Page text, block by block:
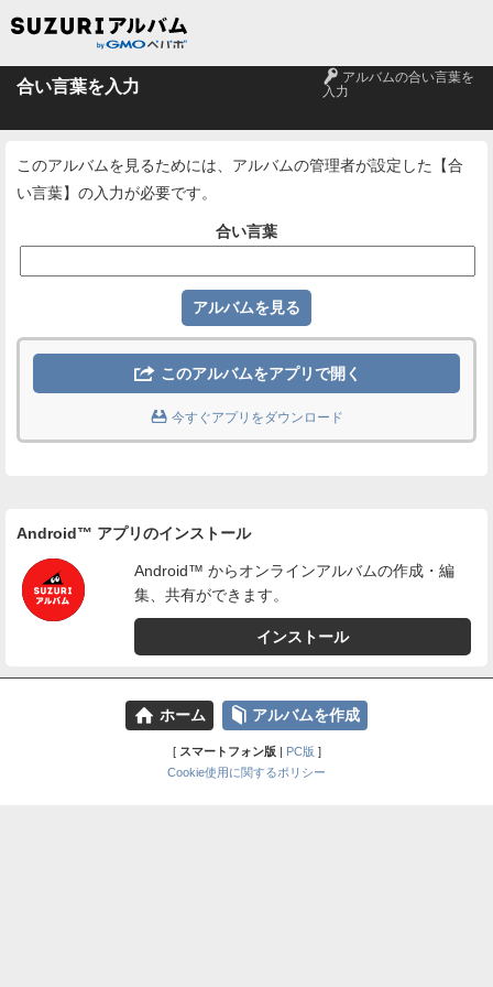
合い言葉を入力 🔑 アルバムの合い言葉を
入力
このアルバムを見るためには、アルバムの管理者が設定した【合
い言葉】の入力が必要です。
合い言葉
 このアルバムをアプリで開く
 今すぐアプリをダウンロード
Android™ アプリのインストール
Android™ からオンラインアルバムの作成・編
集、共有ができます。
インストール
⌂ ホーム 📕 アルバムを作成
[ スマートフォン版| PC版 ]
Cookie使用に関するポリシー